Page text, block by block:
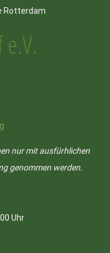
Rotterdam
nur mit ausfürhlichen
genommen werden.
Uhr